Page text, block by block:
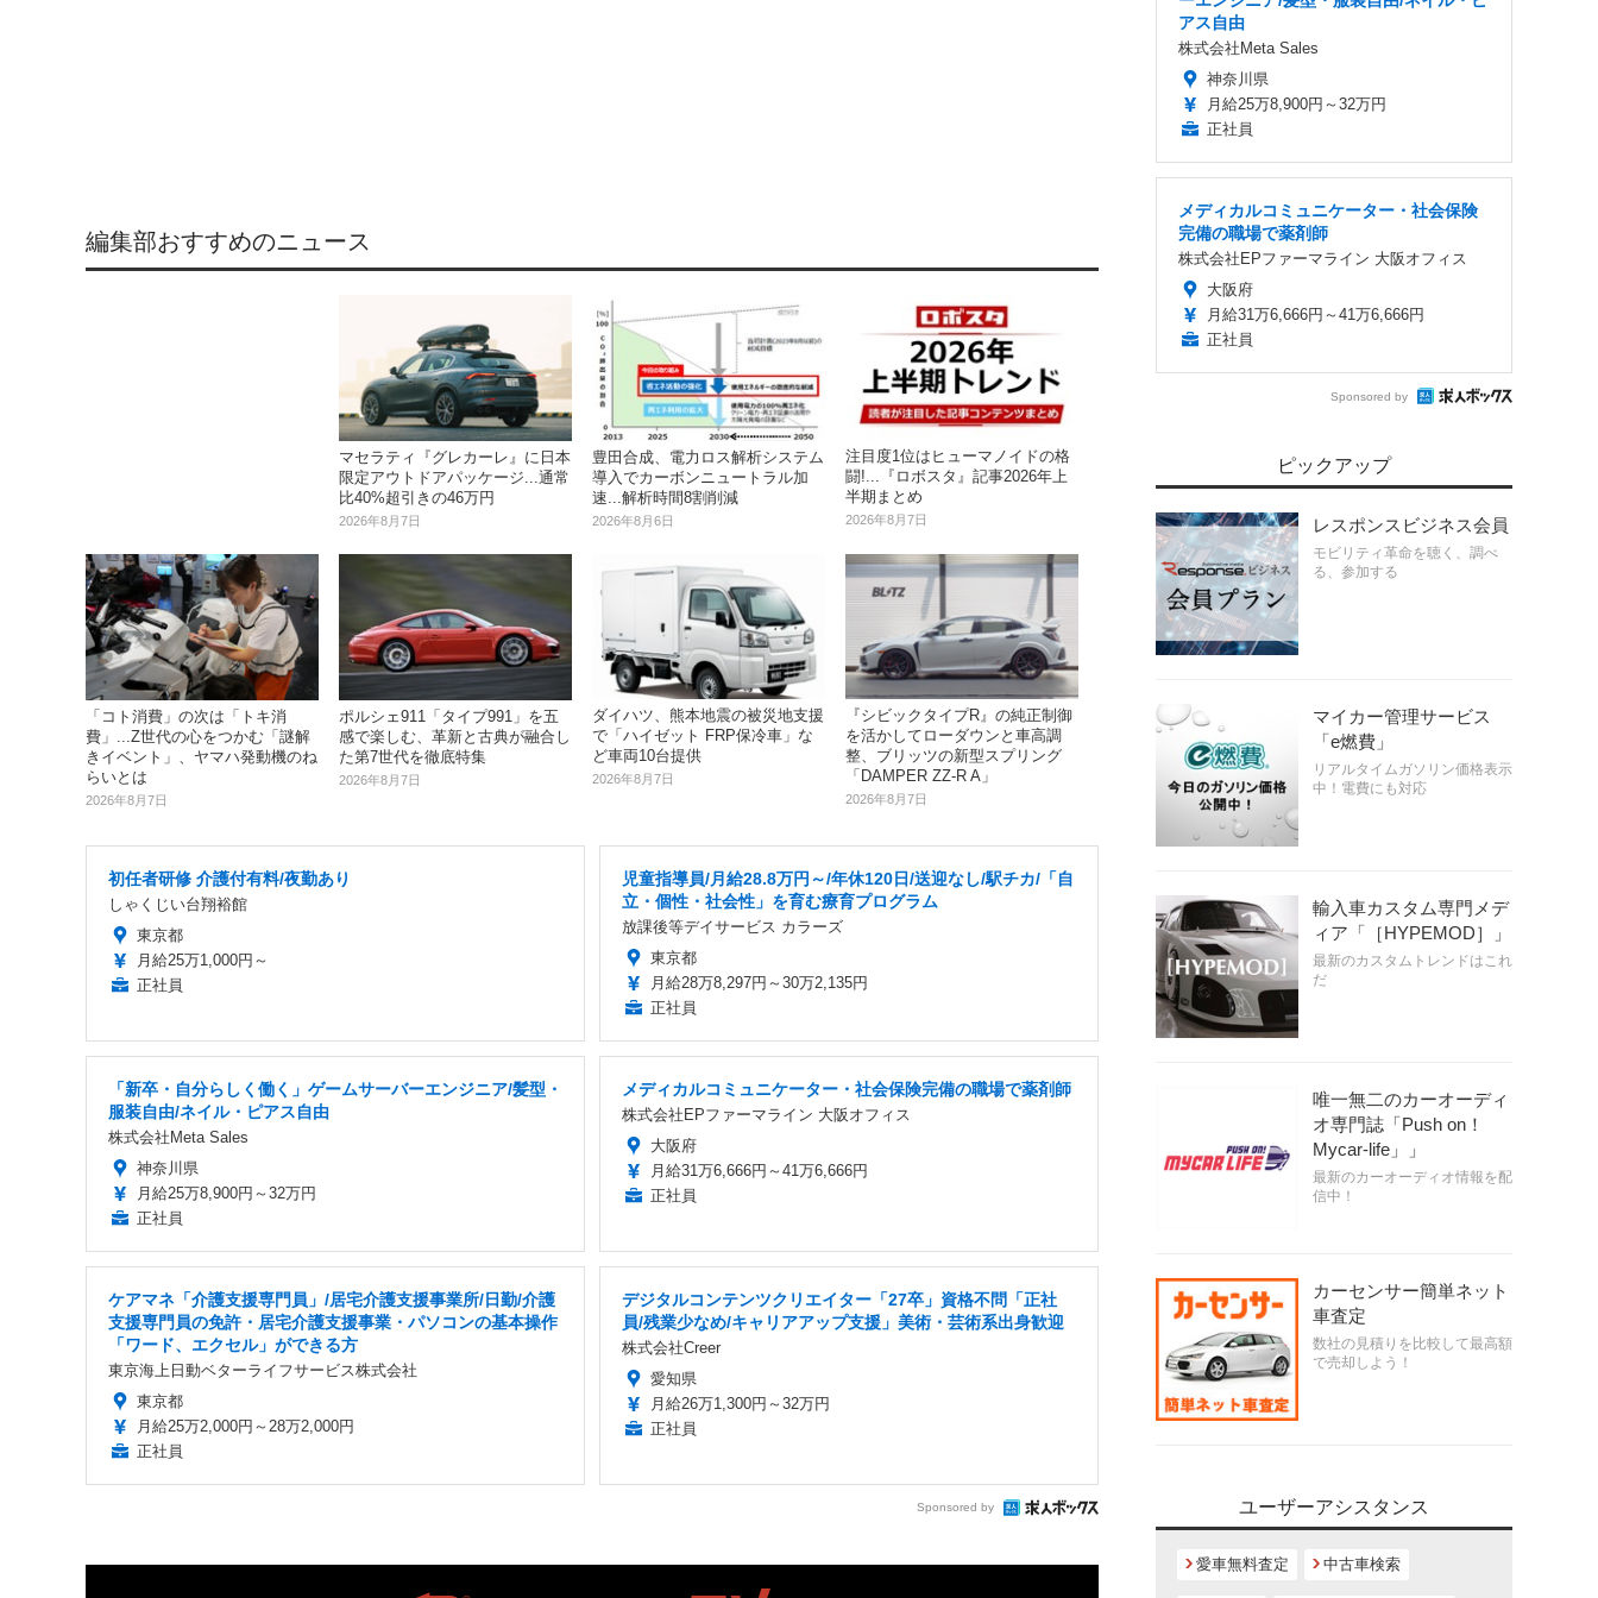
編集部おすすめのニュース
マセラティ『グレカーレ』に日本
限定アウトドアパッケージ...通常
比40%超引きの46万円
2026年8月7日
豊田合成、電力ロス解析システム
導入でカーボンニュートラル加
速...解析時間8割削減
2026年8月6日
注目度1位はヒューマノイドの格
闘!...『ロボスタ』記事2026年上
半期まとめ
2026年8月7日
「コト消費」の次は「トキ消
費」...Z世代の心をつかむ「謎解
きイベント」、ヤマハ発動機のね
らいとは
2026年8月7日
ポルシェ911「タイプ991」を五
感で楽しむ、革新と古典が融合し
た第7世代を徹底特集
2026年8月7日
ダイハツ、熊本地震の被災地支援
で「ハイゼット FRP保冷車」な
ど車両10台提供
2026年8月7日
『シビックタイプR』の純正制御
を活かしてローダウンと車高調
整、ブリッツの新型スプリング
「DAMPER ZZ-R A」
2026年8月7日
初任者研修 介護付有料/夜勤あり
しゃくじい台翔裕館
東京都
月給25万1,000円～
正社員
児童指導員/月給28.8万円～/年休120日/送迎なし/駅チカ/「自
立・個性・社会性」を育む療育プログラム
放課後等デイサービス カラーズ
東京都
月給28万8,297円～30万2,135円
正社員
「新卒・自分らしく働く」ゲームサーバーエンジニア/髪型・
服装自由/ネイル・ピアス自由
株式会社Meta Sales
神奈川県
月給25万8,900円～32万円
正社員
メディカルコミュニケーター・社会保険完備の職場で薬剤師
株式会社EPファーマライン 大阪オフィス
大阪府
月給31万6,666円～41万6,666円
正社員
ケアマネ「介護支援専門員」/居宅介護支援事業所/日勤/介護
支援専門員の免許・居宅介護支援事業・パソコンの基本操作
「ワード、エクセル」ができる方
東京海上日動ベターライフサービス株式会社
東京都
月給25万2,000円～28万2,000円
正社員
デジタルコンテンツクリエイター「27卒」資格不問「正社
員/残業少なめ/キャリアアップ支援」美術・芸術系出身歓迎
株式会社Creer
愛知県
月給26万1,300円～32万円
正社員
Sponsored by
アス自由
株式会社Meta Sales
神奈川県
月給25万8,900円～32万円
正社員
メディカルコミュニケーター・社会保険
完備の職場で薬剤師
株式会社EPファーマライン 大阪オフィス
大阪府
月給31万6,666円～41万6,666円
正社員
Sponsored by
ピックアップ
レスポンスビジネス会員
モビリティ革命を聴く、調べ
る、参加する
マイカー管理サービス
「e燃費」
リアルタイムガソリン価格表示
中！電費にも対応
輸入車カスタム専門メデ
ィア「［HYPEMOD］」
最新のカスタムトレンドはこれ
だ
唯一無二のカーオーディ
オ専門誌「Push on！
Mycar-life」」
最新のカーオーディオ情報を配
信中！
カーセンサー簡単ネット
車査定
数社の見積りを比較して最高額
で売却しよう！
ユーザーアシスタンス
愛車無料査定 中古車検索